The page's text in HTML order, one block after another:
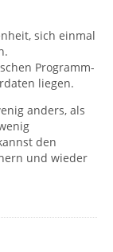
sich einmal
Programm-
liegen.
anders, als
den
und wieder